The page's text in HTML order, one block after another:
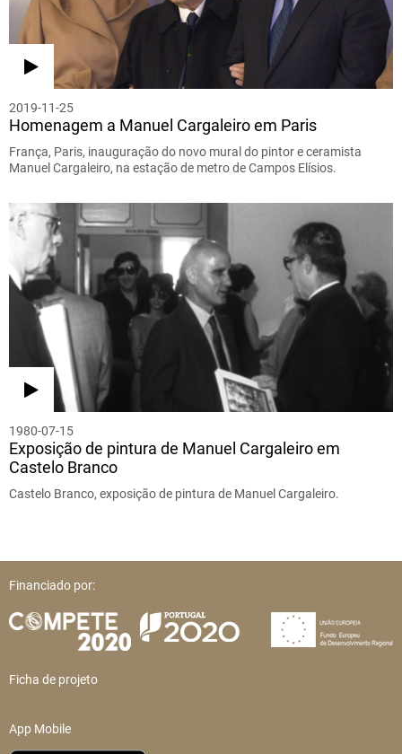
2019-11-25
Homenagem a Manuel Cargaleiro em Paris
França, Paris, inauguração do novo mural do pintor e ceramista
Manuel Cargaleiro, na estação de metro de Campos Elísios.
1980-07-15
Exposição de pintura de Manuel Cargaleiro em
Castelo Branco
Castelo Branco, exposição de pintura de Manuel Cargaleiro.
Financiado por:
Ficha de projeto
App Mobile